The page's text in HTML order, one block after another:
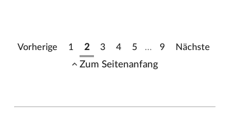
Vorherige 1 2 3 4 5 … 9 Nächste
Zum Seitenanfang